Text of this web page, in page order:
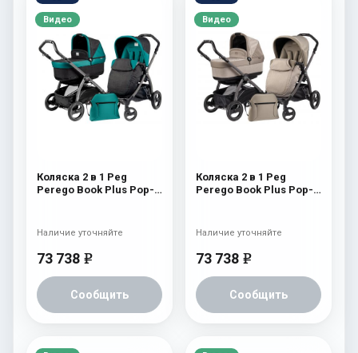
Видео
Коляска 2 в 1 Peg
Perego Book Plus Pop-
Pop-Up Completo)
Aquamarine
73 738 e
Сообщить
Наличие уточняйте
Видео
Коляска 2 в 1 Peg
Perego Book Plus Pop-
Pop-Up Completo)
73 738 e
Сообщить
Наличие уточняйте